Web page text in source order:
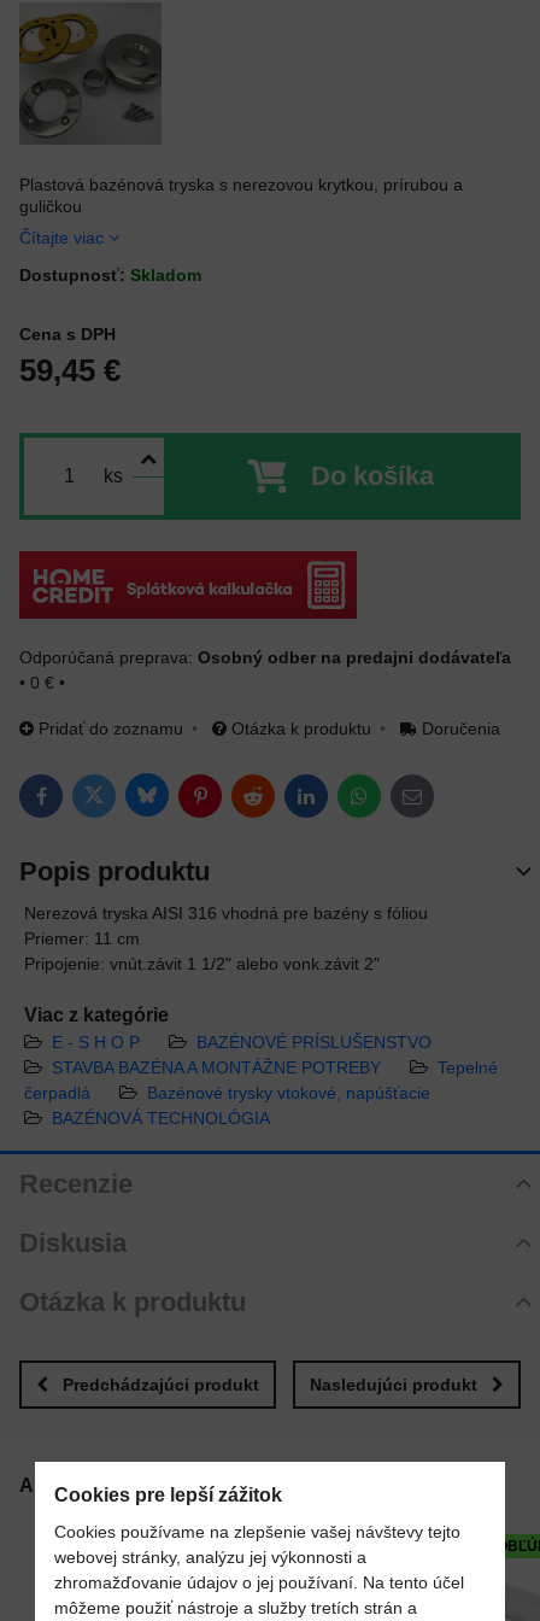
Plastová bazénová tryska s nerezovou krytkou, prírubou a
guličkou
Čítajte viac
Dostupnosť: Skladom
Cena s DPH
59,45 €
ks Do košíka
Osobný odber na predajni dodávateľa
• 0 € •
Pridať do zoznamu Otázka k produktu Doručenia
FacebookTwitterBlueskyPinterestRedditLinkedInWhatsApp
E-mail
Popis produktu
Nerezová tryska AISI 316 vhodná pre bazény s fóliou
Priemer: 11 cm
Pripojenie: vnút.závit 1 1/2" alebo vonk.závit 2"
Viac z kategórie
E - S H O P
BAZÉNOVÉ PRÍSLUŠENSTVO
STAVBA BAZÉNA A MONTÁŽNE POTREBY
Tepelné
čerpadlá
Bazénové trysky vtokové, napúšťacie
BAZÉNOVÁ TECHNOLÓGIA
Recenzie
Zatiaľ bez hodnotenia. Buďte prvý!
Pridať recenziu
Diskusia
Zatiaľ nie sú žiadne komentáre! Buďte prvý!
Nový komentár
Otázka k produktu
MENO
VAŠA OTÁZKA K PRODUKTU
Predchádzajúci produkt Nasledujúci produkt
Alternatívne produkty
Cookies pre lepší zážitok
Cookies používame na zlepšenie vašej návštevy tejto
webovej stránky, analýzu jej výkonnosti a
zhromažďovanie údajov o jej používaní. Na tento účel
môžeme použiť nástroje a služby tretích strán a